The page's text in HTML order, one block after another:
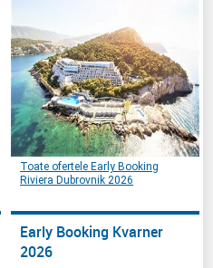
Toate ofertele Early Booking
Riviera Dubrovnik 2026
Early Booking Kvarner
2026